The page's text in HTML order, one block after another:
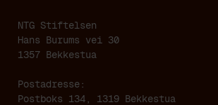
NTG Stiftelsen
Hans Burums vei 30
1357 Bekkestua
Postadresse:
Postboks 134, 1319 Bekkestua